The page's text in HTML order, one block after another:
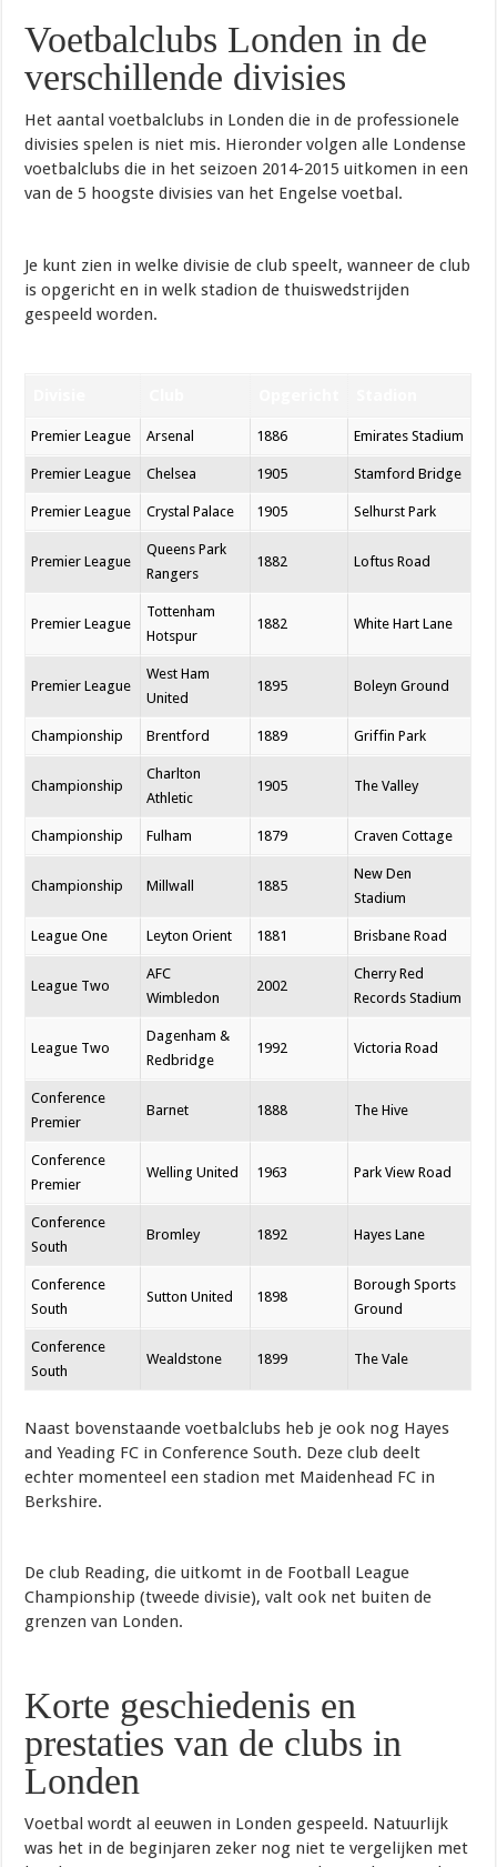
Voetbalclubs Londen in de
verschillende divisies
Het aantal voetbalclubs in Londen die in de professionele
divisies spelen is niet mis. Hieronder volgen alle Londense
voetbalclubs die in het seizoen 2014-2015 uitkomen in een
van de 5 hoogste divisies van het Engelse voetbal.
Je kunt zien in welke divisie de club speelt, wanneer de club
is opgericht en in welk stadion de thuiswedstrijden
gespeeld worden.
Premier League Arsenal 1886 Emirates Stadium
Premier League Chelsea 1905 Stamford Bridge
Premier League Crystal Palace 1905 Selhurst Park
Premier League
Queens Park
Rangers
1882 Loftus Road
Premier League
Tottenham
Hotspur
1882 White Hart Lane
Premier League
West Ham
United
1895 Boleyn Ground
Championship Brentford 1889 Griffin Park
Championship
Charlton
Athletic
1905 The Valley
Championship Fulham 1879 Craven Cottage
Championship Millwall 1885
New Den
Stadium
League One Leyton Orient 1881 Brisbane Road
League Two
AFC
Wimbledon
2002
Cherry Red
Records Stadium
League Two
Dagenham &
Redbridge
1992 Victoria Road
Conference
Premier
Barnet 1888 The Hive
Conference
Premier
Welling United 1963 Park View Road
Conference
South
Bromley 1892 Hayes Lane
Conference
South
Sutton United 1898
Borough Sports
Ground
Conference
South
Wealdstone 1899 The Vale
Naast bovenstaande voetbalclubs heb je ook nog Hayes
and Yeading FC in Conference South. Deze club deelt
echter momenteel een stadion met Maidenhead FC in
Berkshire.
De club Reading, die uitkomt in de Football League
Championship (tweede divisie), valt ook net buiten de
grenzen van Londen.
Korte geschiedenis en
prestaties van de clubs in
Londen
Voetbal wordt al eeuwen in Londen gespeeld. Natuurlijk
was het in de beginjaren zeker nog niet te vergelijken met